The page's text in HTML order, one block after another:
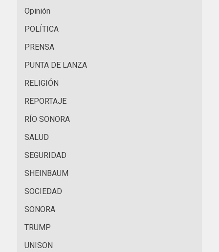
Opinión
POLÍTICA
PRENSA
PUNTA DE LANZA
RELIGIÓN
REPORTAJE
RÍO SONORA
SALUD
SEGURIDAD
SHEINBAUM
SOCIEDAD
SONORA
TRUMP
UNISON